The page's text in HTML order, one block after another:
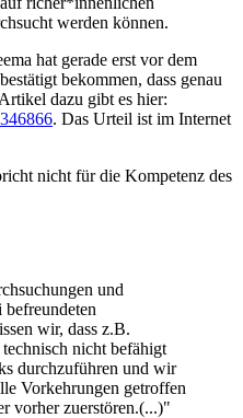
werden können.
hat gerade erst vor dem
bekommen, dass genau
dazu gibt es hier:
. Das Urteil ist im Internet
nicht für die Kompetenz des
und
befreundeten
wir, dass z.B.
nicht befähigt
durchzuführen und wir
Vorkehrungen getroffen
vorher zuerstören.(...)"